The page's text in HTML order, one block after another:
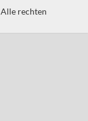
| Alle rechten